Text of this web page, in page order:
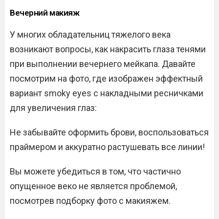
Вечерний макияж
У многих обладательниц тяжелого века
возникают вопросы, как накрасить глаза тенями
при выполнении вечернего мейкапа. Давайте
посмотрим на фото, где изображен эффектный
вариант smoky eyes с накладными ресничками
для увеличения глаз:
Не забывайте оформить брови, воспользоваться
праймером и аккуратно растушевать все линии!
Вы можете убедиться в том, что частично
опущенное веко не является проблемой,
посмотрев подборку фото с макияжем.